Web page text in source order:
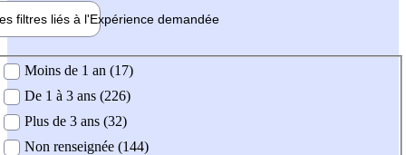
filtres liés à l'Expérience demandée
demandée
Moins de 1 an (17)
De 1 à 3 ans (226)
Plus de 3 ans (32)
Non renseignée (144)